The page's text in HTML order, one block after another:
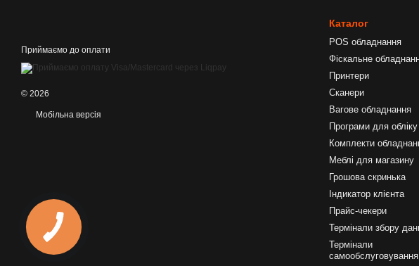
Приймаємо до оплати
© 2026
Мобільна версія
Каталог
POS обладнання
Фіскальне
Принтери
Сканери
Вагове обладнання
Програми для обліку
Комплекти
Меблі для магазину
Грошова скринька
Індикатор клієнта
Прайс-чекери
Термінали збору
Термінали
самообслуговування